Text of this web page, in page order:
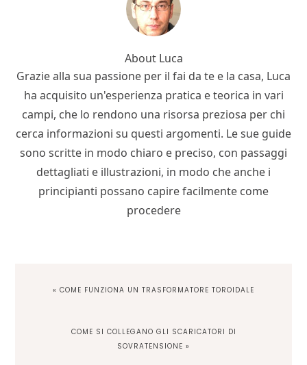
About Luca
Grazie alla sua passione per il fai da te e la casa, Luca
ha acquisito un'esperienza pratica e teorica in vari
campi, che lo rendono una risorsa preziosa per chi
cerca informazioni su questi argomenti. Le sue guide
sono scritte in modo chiaro e preciso, con passaggi
dettagliati e illustrazioni, in modo che anche i
principianti possano capire facilmente come
procedere
PREVIOUS
« COME FUNZIONA UN TRASFORMATORE TOROIDALE​
NEXT
COME SI COLLEGANO GLI SCARICATORI DI
SOVRATENSIONE​ »